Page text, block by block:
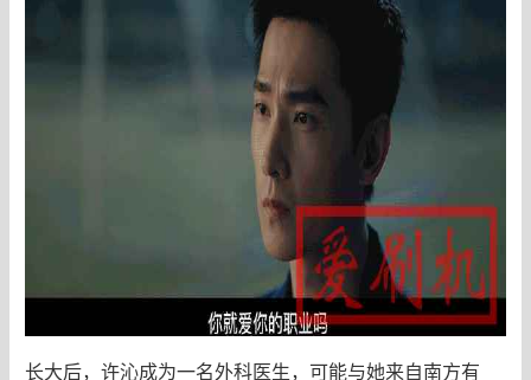
长大后，许沁成为一名外科医生，可能与她来自南方有